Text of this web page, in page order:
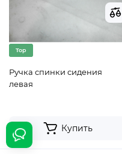
Top
Ручка спинки сидения
левая
Купить